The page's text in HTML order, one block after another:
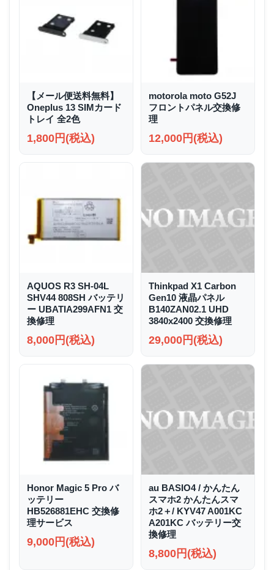
【メール便送料無料】
Oneplus 13 SIMカード
トレイ 全2色
1,800円(税込)
motorola moto G52J
フロントパネル交換修
理
12,000円(税込)
AQUOS R3 SH-04L
SHV44 808SH バッテリ
ー UBATIA299AFN1 交
換修理
8,000円(税込)
Thinkpad X1 Carbon
Gen10 液晶パネル
B140ZAN02.1 UHD
3840x2400 交換修理
29,000円(税込)
Honor Magic 5 Pro バ
ッテリー
HB526881EHC 交換修
理サービス
9,000円(税込)
au BASIO4 / かんたん
スマホ2 かんたんスマ
ホ2＋/ KYV47 A001KC
A201KC バッテリー交
換修理
8,800円(税込)